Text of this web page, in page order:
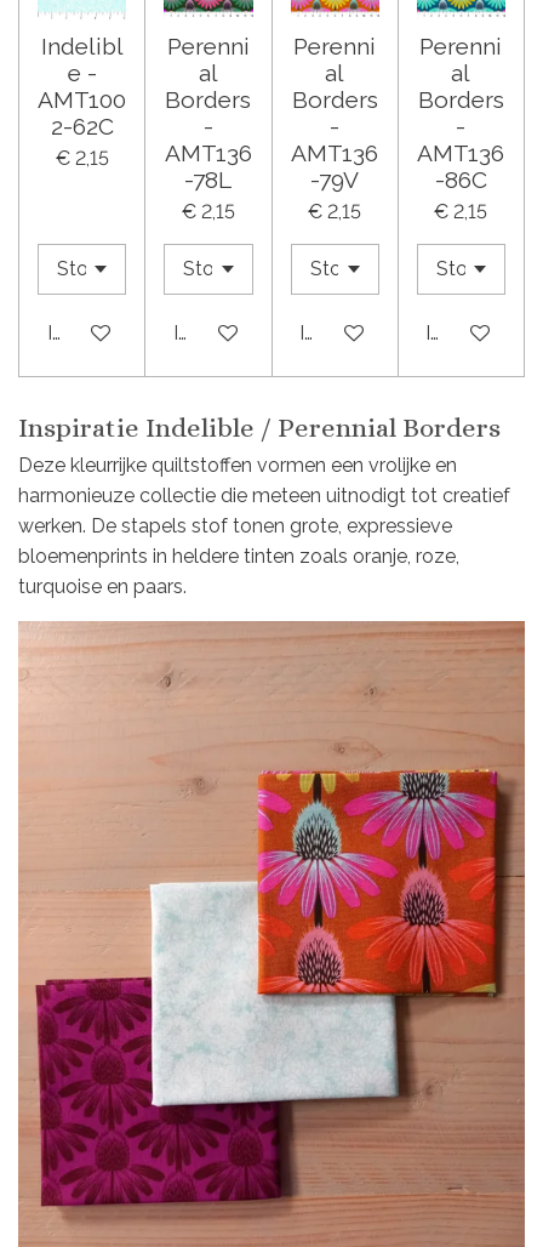
Indelibl
e -
AMT100
2-62C
€ 2,15
In winkelwagen
Perenni
al
Borders
-
AMT136
-78L
€ 2,15
In winkelwagen
Perenni
al
Borders
-
AMT136
-79V
€ 2,15
In winkelwagen
Perenni
al
Borders
-
AMT136
-86C
€ 2,15
In
Inspiratie Indelible / Perennial Borders
Deze kleurrijke quiltstoffen vormen een vrolijke en
harmonieuze collectie die meteen uitnodigt tot creatief
werken. De stapels stof tonen grote, expressieve
bloemenprints in heldere tinten zoals oranje, roze,
turquoise en paars.